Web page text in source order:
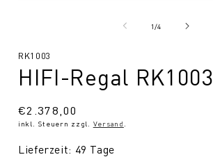
1/von
4
SKU:
RK1003
HIFI-Regal RK1003
Normaler
Preis
€2.378,00
inkl. Steuern zzgl. Versand
Lieferzeit: 49 Tage